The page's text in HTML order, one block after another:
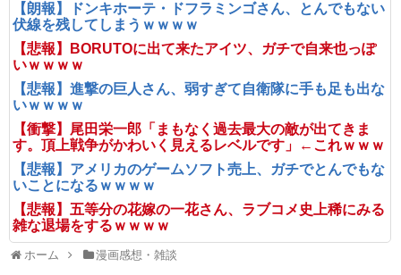
【朗報】ドンキホーテ・ドフラミンゴさん、とんでもない
伏線を残してしまうｗｗｗｗ
【悲報】BORUTOに出て来たアイツ、ガチで自来也っぽ
いｗｗｗｗ
【悲報】進撃の巨人さん、弱すぎて自衛隊に手も足も出な
いｗｗｗｗ
【衝撃】尾田栄一郎「まもなく過去最大の敵が出てきま
す。頂上戦争がかわいく見えるレベルです」←これｗｗｗ
【悲報】アメリカのゲームソフト売上、ガチでとんでもな
いことになるｗｗｗｗ
【悲報】五等分の花嫁の一花さん、ラブコメ史上稀にみる
雑な退場をするｗｗｗｗ
ホーム 漫画感想・雑談